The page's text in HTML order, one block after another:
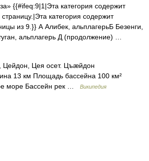
{{#ifeq:9|1|Эта категория содержит
категория содержит
из 9.}} А Алибек, альплагерьБ Безенги,
альплагерь Д (продолжение) …
Цея осет. Цъæйдон
13 км Площадь бассейна 100 км²
море Бассейн рек …
Википедия